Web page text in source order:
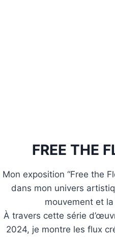
FREE THE
Mon exposition “Free the
dans mon univers
mouvement et
À travers cette série
2024, je montre les flux